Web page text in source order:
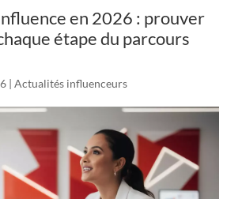
en 2026 : prouver
étape du parcours
| Actualités influenceurs